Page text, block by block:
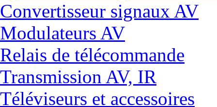
Convertisseur signaux AV
Modulateurs AV
Relais de télécommande
Transmission AV, IR
Téléviseurs et accessoires